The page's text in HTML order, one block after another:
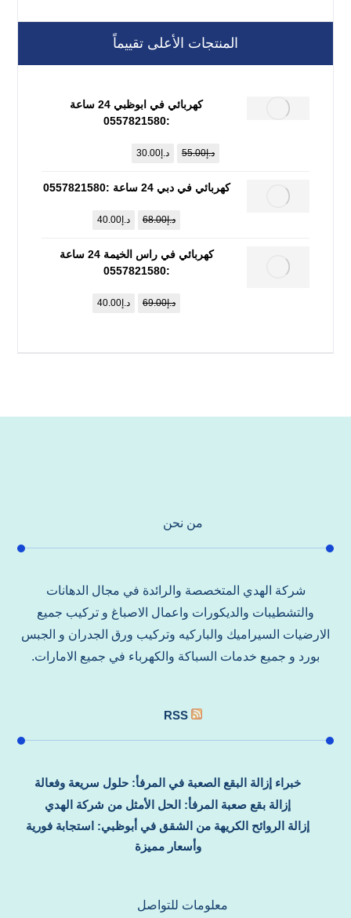
المنتجات الأعلى تقييماً
كهربائي في ابوظبي 24 ساعة
:0557821580
د.إ55.00 د.إ30.00
كهربائي في دبي 24 ساعة :0557821580
د.إ68.00 د.إ40.00
كهربائي في راس الخيمة 24 ساعة
:0557821580
د.إ69.00 د.إ40.00
من نحن
شركة الهدي المتخصصة والرائدة في مجال الدهانات
والتشطيبات والديكورات واعمال الاصباغ و تركيب جميع
الارضيات السيراميك والباركيه وتركيب ورق الجدران و الجبس
بورد و جميع خدمات السباكة والكهرباء في جميع الامارات.
RSS
خبراء إزالة البقع الصعبة في المرفأ: حلول سريعة وفعالة
إزالة بقع صعبة المرفأ: الحل الأمثل من شركة الهدي
إزالة الروائح الكريهة من الشقق في أبوظبي: استجابة فورية
وأسعار مميزة
معلومات للتواصل